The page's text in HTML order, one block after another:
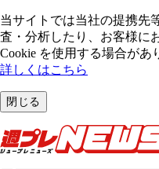
当サイトでは当社の提携先
査・分析したり、お客様に
Cookie を使⽤する場合があ
詳しくはこちら
閉じる